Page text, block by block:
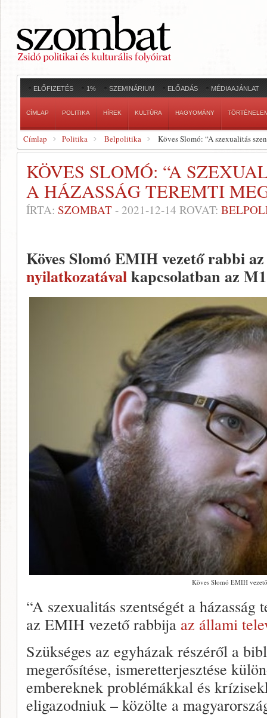
ELŐFIZETÉS 1% SZEMINÁRIUM ELŐADÁS MÉDIAAJÁNLAT
CÍMLAP POLITIKA HÍREK KULTÚRA HAGYOMÁNY
Címlap Politika Belpolitika Köves Slomó: “A szexualitás
KÖVES SLOMÓ: “A
A HÁZASSÁG TEREMTI
ÍRTA: SZOMBAT - 2021-12-14 ROVAT:
Köves Slomó EMIH vezető rabbi
nyilatkozatávalkapcsolatban az
Köves Slomó EMIH
“A szexualitás szentségét a
az EMIH vezető rabbija az állami
Szükséges az egyházak részéről a
megerősítése, ismeretterjesztése
embereknek problémákkal és
eligazodniuk – közölte a